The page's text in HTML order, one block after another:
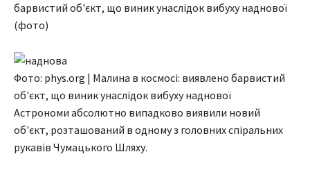
барвистий об'єкт, що виник унаслідок вибуху наднової
(фото)
Фото: phys.org | Малина в космосі: виявлено барвистий
об'єкт, що виник унаслідок вибуху наднової
Астрономи абсолютно випадково виявили новий
об'єкт, розташований в одному з головних спіральних
рукавів Чумацького Шляху.